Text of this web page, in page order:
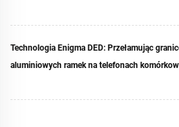
Technologia Enigma DED: Przełamując
aluminiowych ramek na telefonach